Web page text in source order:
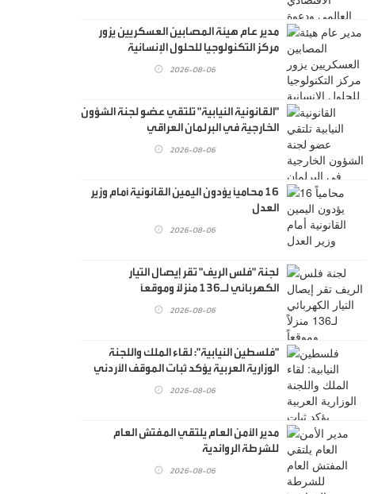
مدير عام هيئة المصابين العسكريين يزور
مركز التكنولوجيا للحلول الإنسانية
2026-08-06
"القانونية النيابية" تلتقي عضو لجنة الشؤون
الخارجية في البرلمان العراقي
2026-08-06
16 محامياً يؤدون اليمين القانونية أمام وزير
العدل
2026-08-06
لجنة "فلس الريف" تقر إيصال التيار
الكهربائي لـ136 منزلاً وموقعاً
2026-08-06
"فلسطين النيابية": لقاء الملك واللجنة
الوزارية العربية يؤكد ثبات الموقف الأردني
2026-08-06
مدير الأمن العام يلتقي المفتش العام
للشرطة الرواندية
2026-08-06